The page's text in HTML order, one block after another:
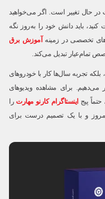
حال تغییر است. اگر می‌خواهید
کنید، باید دانش خود را به‌روز نگه
تخصصی در زمینه
آموزش برق
تمام‌عیار تبدیل می‌کند.
بلکه تجربه سال‌ها کار با خودروهای
می‌دهیم. برای مشاهده ویدیوهای
پیج اینستاگرام کارنو مهارت را
و با یک تصمیم درست برای